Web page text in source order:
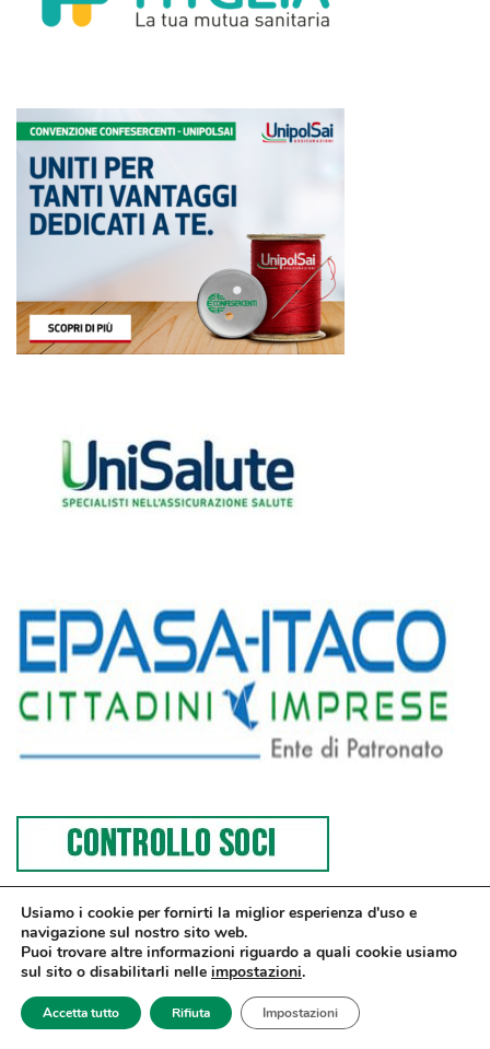
4746886 | Sito web sviluppato da
dm3
Usiamo i cookie per fornirti la miglior esperienza d'uso e
navigazione sul nostro sito web.
Puoi trovare altre informazioni riguardo a quali cookie usiamo
sul sito o disabilitarli nelle impostazioni.
Accetta tutto Rifiuta Impostazioni